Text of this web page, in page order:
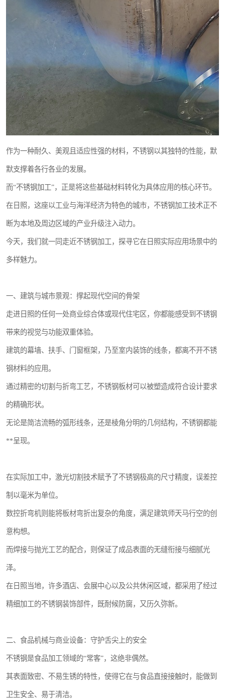
作为一种耐久、美观且适应性强的材料，不锈钢以其独特的性能，默
默支撑着各行各业的发展。
而“不锈钢加工”，正是将这些基础材料转化为具体应用的核心环节。
在日照，这座以工业与海洋经济为特色的城市，不锈钢加工技术正不
断为本地及周边区域的产业升级注入动力。
今天，我们就一同走近不锈钢加工，探寻它在日照实际应用场景中的
多样魅力。
一、建筑与城市景观：撑起现代空间的骨架
走进日照的任何一处商业综合体或现代住宅区，你都能感受到不锈钢
带来的视觉与功能双重体验。
建筑的幕墙、扶手、门窗框架，乃至室内装饰的线条，都离不开不锈
钢材料的应用。
通过精密的切割与折弯工艺，不锈钢板材可以被塑造成符合设计要求
的精确形状。
无论是简洁流畅的弧形线条，还是棱角分明的几何结构，不锈钢都能
**呈现。
在实际加工中，激光切割技术赋予了不锈钢极高的尺寸精度，误差控
制以毫米为单位。
数控折弯机则能将板材弯折出复杂的角度，满足建筑师天马行空的创
意构想。
而焊接与抛光工艺的配合，则保证了成品表面的无缝衔接与细腻光
泽。
在日照当地，许多酒店、会展中心以及公共休闲区域，都采用了经过
精细加工的不锈钢装饰部件，既耐候防腐，又历久弥新。
二、食品机械与商业设备：守护舌尖上的安全
不锈钢是食品加工领域的“常客”，这绝非偶然。
其表面致密、不易生锈的特性，使得它在与食品直接接触时，能做到
卫生安全、易于清洁。